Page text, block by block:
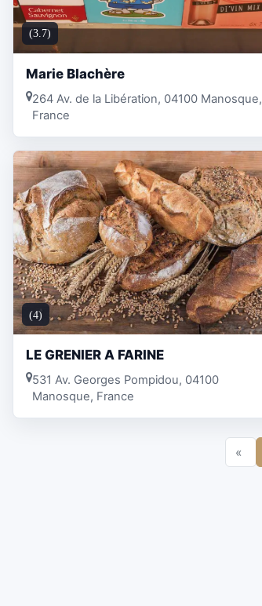
(3.7)
Marie Blachère
264 Av. de la Libération, 04100 Manosque,
France
(4)
LE GRENIER A FARINE
531 Av. Georges Pompidou, 04100
Manosque, France
«